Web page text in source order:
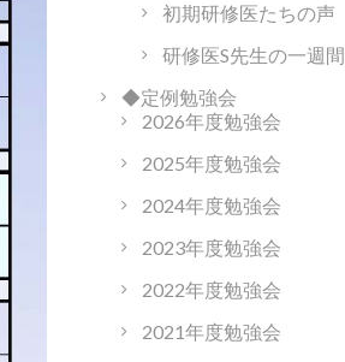
初期研修医たちの声
研修医S先生の一週間
◆定例勉強会
2026年度勉強会
2025年度勉強会
2024年度勉強会
2023年度勉強会
2022年度勉強会
2021年度勉強会